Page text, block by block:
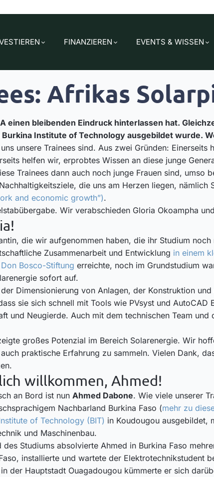
FINANZIEREN EVENTS & WISSEN
Afrikas
einen bleibenden Eindruck hinterlassen hat.
Burkina Institute of Technology ausgebildet wurde.
unsere Trainees sind. Aus zwei Gründen:
helfen wir, erprobtes Wissen an diese junge
Trainees dann auch noch junge Frauen sind, umso
die uns am Herzen liegen, nämlich
and economic growth”).
Wir verabschieden Gloria Okoampha
die wir aufgenommen haben, die ihr Studium
Zusammenarbeit und Entwicklung in einem
Don Bosco-Stiftung erreichte, noch im Grundstudium
sofort auf.
Dimensionierung von Anlagen, der Konstruktion
sie sich schnell mit Tools wie PVsyst und AutoCAD
und Neugierde. Auch mit dem technischen Team
großes Potenzial im Bereich Solarenergie. Wir
praktische Erfahrung zu sammeln. Vielen Dank,
willkommen, Ahmed!
an Bord ist nun Ahmed Dabone. Wie viele unserer
Nachbarland Burkina Faso (mehr zu
of Technology (BIT) in Koudougou ausgebildet,
und Maschinenbau.
des Studiums absolvierte Ahmed in Burkina Faso
installierte und wartete der Elektrotechnikstudent
der Hauptstadt Ouagadougou kümmerte er sich